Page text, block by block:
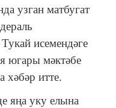
узган матбугат
исемендәге
югары мәктәбе
итте.
яңа уку елына